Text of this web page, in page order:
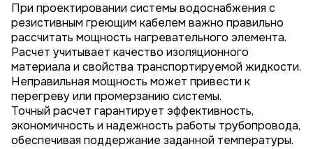
При проектировании системы водоснабжения с
резистивным греющим кабелем важно правильно
рассчитать мощность нагревательного элемента.
Расчет учитывает качество изоляционного
материала и свойства транспортируемой жидкости.
Неправильная мощность может привести к
перегреву или промерзанию системы.
Точный расчет гарантирует эффективность,
экономичность и надежность работы трубопровода,
обеспечивая поддержание заданной температуры.